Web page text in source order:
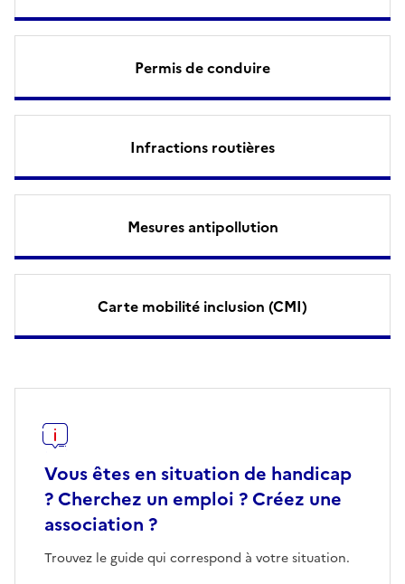
Permis de conduire
Infractions routières
Mesures antipollution
Carte mobilité inclusion (CMI)
Vous êtes en situation de handicap
? Cherchez un emploi ? Créez une
association ?
Trouvez le guide qui correspond à votre situation.